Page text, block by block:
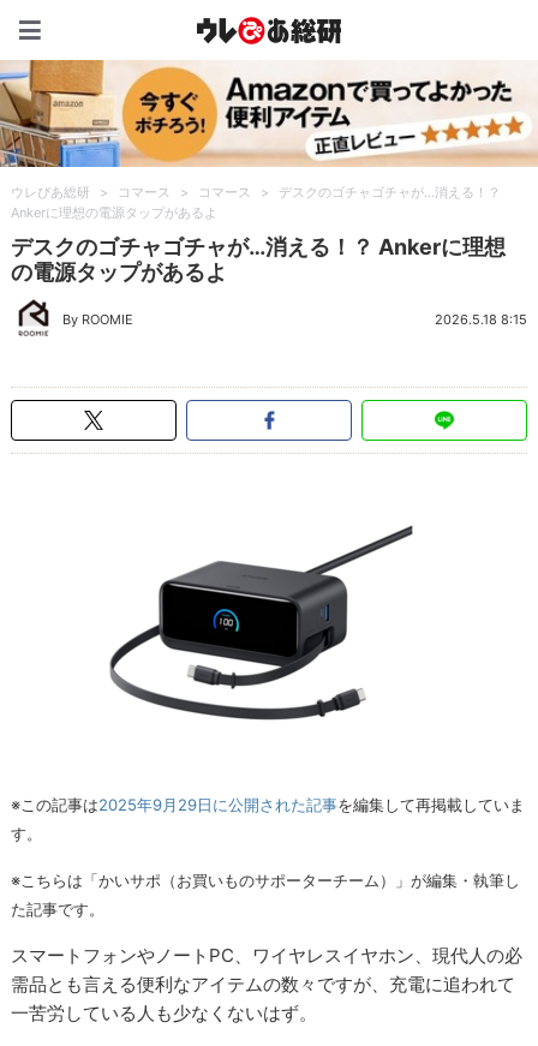
ウレぴあ総研 > コマース > コマース >
デスクのゴチャゴチャが…消える！？
Ankerに理想の電源タップがあるよ
デスクのゴチャゴチャが…消える！？ Ankerに理想
の電源タップがあるよ
By ROOMIE 2026.5.18 8:15
※この記事は2025年9月29日に公開された記事を編集して再掲載していま
す。
※こちらは「かいサポ（お買いものサポーターチーム）」が編集・執筆し
た記事です。
スマートフォンやノートPC、ワイヤレスイヤホン、現代人の必
需品とも言える便利なアイテムの数々ですが、充電に追われて
一苦労している人も少なくないはず。